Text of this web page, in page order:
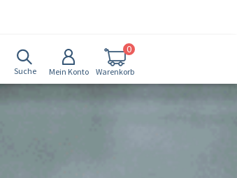
Suche Mein Konto Warenkorb
0